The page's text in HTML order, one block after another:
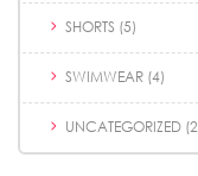
SHORTS (5)
SWIMWEAR (4)
UNCATEGORIZED